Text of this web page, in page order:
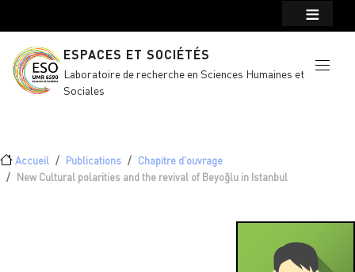
ESPACES ET SOCIÉTÉS
Laboratoire de recherche en Sciences Humaines et
Sociales
Fil d'Ariane
Accueil Publications
Chapitre d'ouvrage
New Cultural polarities and the revival of Beyoğlu in Istanbul